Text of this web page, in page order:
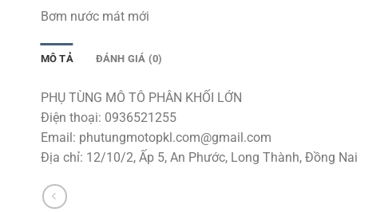
Bơm nước mát mới
MÔ TẢ ĐÁNH GIÁ (0)
PHỤ TÙNG MÔ TÔ PHÂN KHỐI LỚN
Điện thoại: 0936521255
Email: phutungmotopkl.com@gmail.com
Địa chỉ: 12/10/2, Ấp 5, An Phước, Long Thành, Đồng Nai